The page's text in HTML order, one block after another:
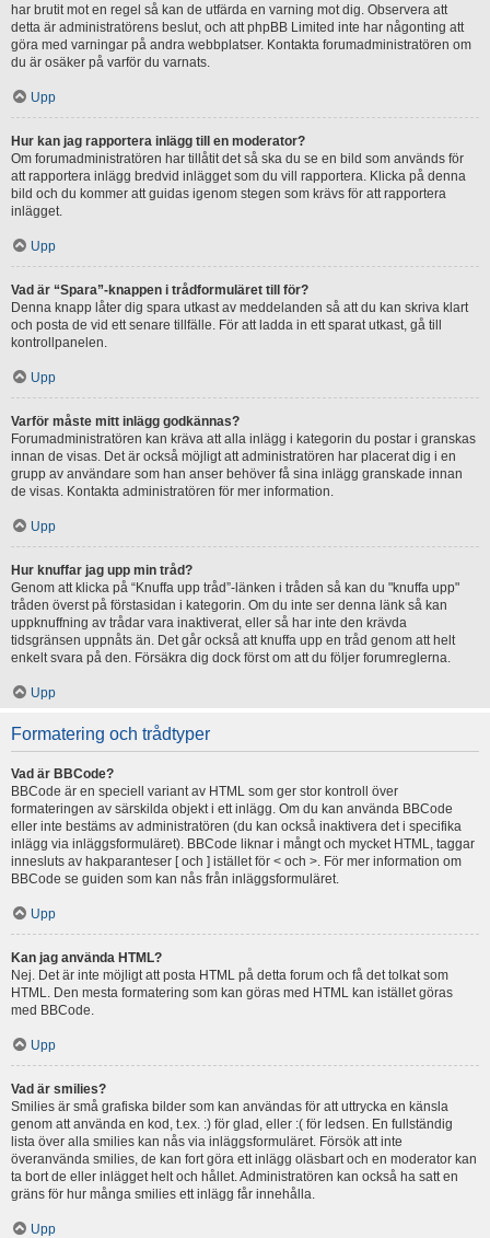
har brutit mot en regel så kan de utfärda en varning mot dig. Observera att
detta är administratörens beslut, och att phpBB Limited inte har någonting att
göra med varningar på andra webbplatser. Kontakta forumadministratören om
du är osäker på varför du varnats.
Upp
Hur kan jag rapportera inlägg till en moderator?
Om forumadministratören har tillåtit det så ska du se en bild som används för
att rapportera inlägg bredvid inlägget som du vill rapportera. Klicka på denna
bild och du kommer att guidas igenom stegen som krävs för att rapportera
inlägget.
Upp
Vad är “Spara”-knappen i trådformuläret till för?
Denna knapp låter dig spara utkast av meddelanden så att du kan skriva klart
och posta de vid ett senare tillfälle. För att ladda in ett sparat utkast, gå till
kontrollpanelen.
Upp
Varför måste mitt inlägg godkännas?
Forumadministratören kan kräva att alla inlägg i kategorin du postar i granskas
innan de visas. Det är också möjligt att administratören har placerat dig i en
grupp av användare som han anser behöver få sina inlägg granskade innan
de visas. Kontakta administratören för mer information.
Upp
Hur knuffar jag upp min tråd?
Genom att klicka på “Knuffa upp tråd”-länken i tråden så kan du "knuffa upp"
tråden överst på förstasidan i kategorin. Om du inte ser denna länk så kan
uppknuffning av trådar vara inaktiverat, eller så har inte den krävda
tidsgränsen uppnåts än. Det går också att knuffa upp en tråd genom att helt
enkelt svara på den. Försäkra dig dock först om att du följer forumreglerna.
Upp
Formatering och trådtyper
Vad är BBCode?
BBCode är en speciell variant av HTML som ger stor kontroll över
formateringen av särskilda objekt i ett inlägg. Om du kan använda BBCode
eller inte bestäms av administratören (du kan också inaktivera det i specifika
inlägg via inläggsformuläret). BBCode liknar i mångt och mycket HTML, taggar
innesluts av hakparanteser [ och ] istället för < och >. För mer information om
BBCode se guiden som kan nås från inläggsformuläret.
Upp
Kan jag använda HTML?
Nej. Det är inte möjligt att posta HTML på detta forum och få det tolkat som
HTML. Den mesta formatering som kan göras med HTML kan istället göras
med BBCode.
Upp
Vad är smilies?
Smilies är små grafiska bilder som kan användas för att uttrycka en känsla
genom att använda en kod, t.ex. :) för glad, eller :( för ledsen. En fullständig
lista över alla smilies kan nås via inläggsformuläret. Försök att inte
överanvända smilies, de kan fort göra ett inlägg oläsbart och en moderator kan
ta bort de eller inlägget helt och hållet. Administratören kan också ha satt en
gräns för hur många smilies ett inlägg får innehålla.
Upp